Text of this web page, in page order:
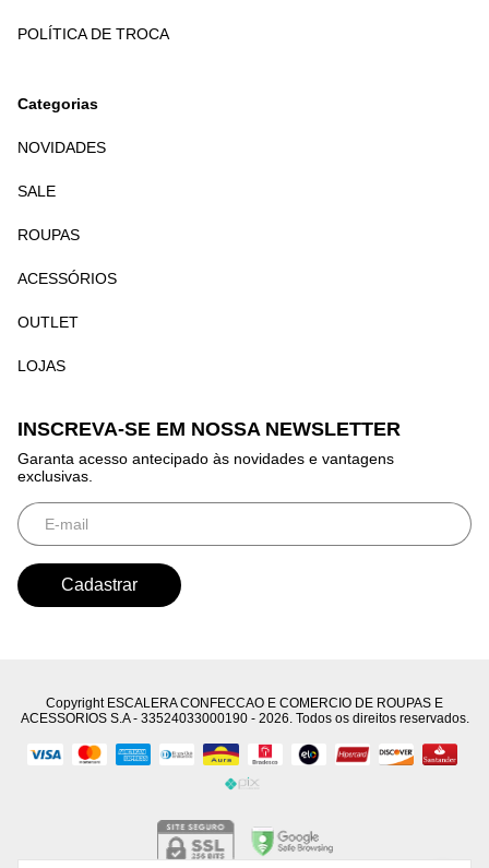
POLÍTICA DE TROCA
Categorias
NOVIDADES
SALE
ROUPAS
ACESSÓRIOS
OUTLET
LOJAS
INSCREVA-SE EM NOSSA NEWSLETTER
Garanta acesso antecipado às novidades e vantagens
exclusivas.
Copyright ESCALERA CONFECCAO E COMERCIO DE ROUPAS E
ACESSORIOS S.A - 33524033000190 - 2026. Todos os direitos reservados.